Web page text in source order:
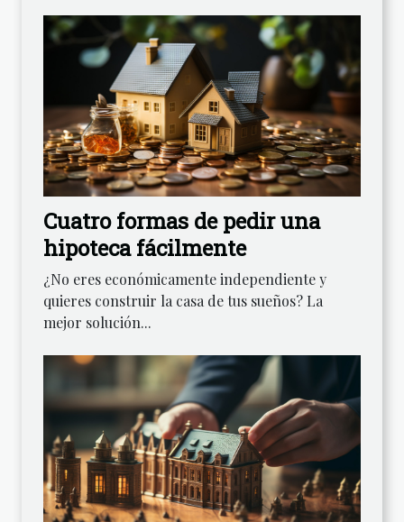
Cuatro formas de pedir una
hipoteca fácilmente
¿No eres económicamente independiente y
quieres construir la casa de tus sueños? La
mejor solución...